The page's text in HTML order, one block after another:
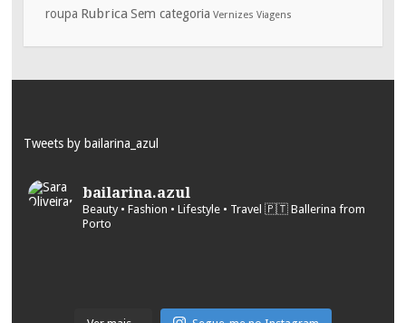
roupa Rubrica Sem categoria Vernizes Viagens
Tweets by bailarina_azul
bailarina.azul
Beauty • Fashion • Lifestyle • Travel 🇵🇹 Ballerina from
Porto